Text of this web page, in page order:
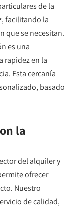
de la
facilitando la
que se necesitan.
es una
rapidez en la
Esta cercanía
basado
la
del alquiler y
ofrecer
Nuestro
de calidad,